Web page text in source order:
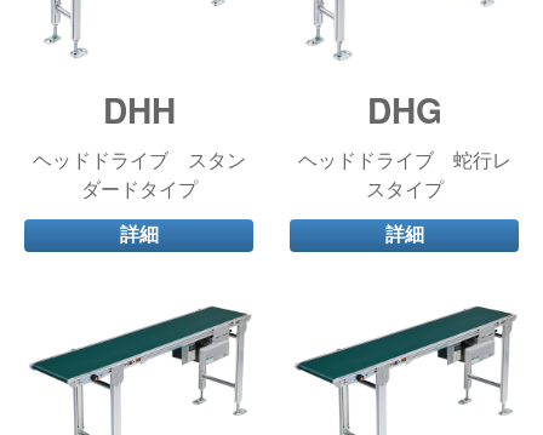
DHH
ヘッドドライブ スタン
ダードタイプ
詳細
DHG
ヘッドドライブ 蛇行レ
スタイプ
詳細